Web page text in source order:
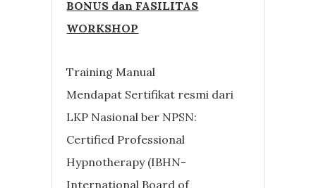
BONUS dan FASILITAS
WORKSHOP
Training Manual
Mendapat Sertifikat resmi dari
LKP Nasional ber NPSN:
Certified Professional
Hypnotherapy (IBHN-
International Board of